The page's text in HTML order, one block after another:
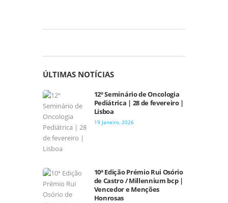
ÚLTIMAS NOTÍCIAS
12º Seminário de Oncologia
Pediátrica | 28 de fevereiro |
Lisboa
19 Janeiro, 2026
10ª Edição Prémio Rui Osório
de Castro / Millennium bcp |
Vencedor e Menções
Honrosas